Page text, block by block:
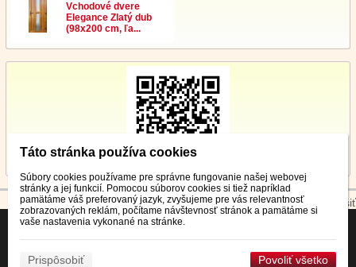
Vchodové dvere
Elegance Zlatý dub
(98x200 cm, ľa...
© 2026 WEXBO |www.wexbo.com| Prihlásiť
Táto stránka používa cookies
Súbory cookies používame pre správne fungovanie našej webovej
stránky a jej funkcií. Pomocou súborov cookies si tiež napríklad
pamätáme váš preferovaný jazyk, zvyšujeme pre vás relevantnosť
zobrazovaných reklám, počítame návštevnosť stránok a pamätáme si
vaše nastavenia vykonané na stránke.
Prispôsobiť Povoliť všetko